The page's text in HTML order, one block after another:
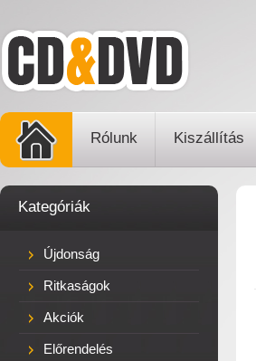
Rólunk Kiszállítás
Kategóriák
Újdonság
Ritkaságok
Akciók
Előrendelés